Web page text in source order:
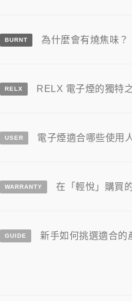
BURNT 為什麼會有燒焦味？
RELX RELX 電子煙的獨特
USER 電子煙適合哪些使用
WARRANTY 在「輕悅」購買
GUIDE 新手如何挑選適合的